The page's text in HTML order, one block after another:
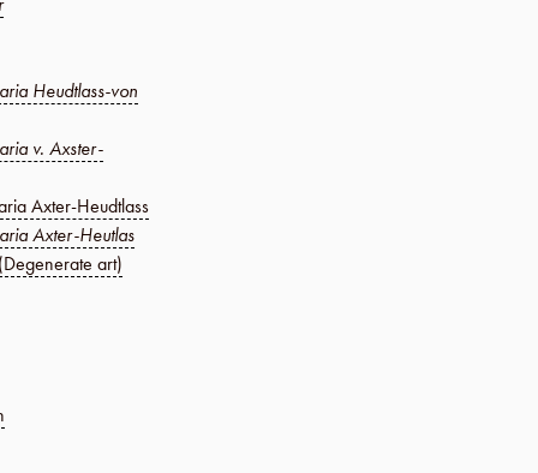
Heudtlass-von
v. Axster-
Axter-Heudtlass
Axter-Heutlas
art)